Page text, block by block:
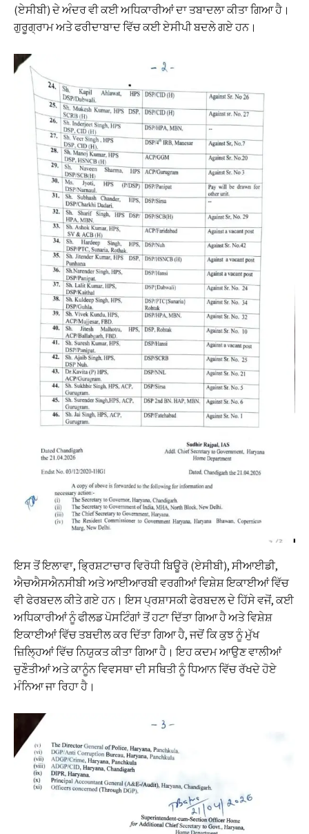
(ਏਸੀਬੀ) ਦੇ ਅੰਦਰ ਵੀ ਕਈ ਅਧਿਕਾਰੀਆਂ ਦਾ ਤਬਾਦਲਾ ਕੀਤਾ ਗਿਆ ਹੈ।
ਗੁਰੂਗ੍ਰਾਮ ਅਤੇ ਫਰੀਦਾਬਾਦ ਵਿੱਚ ਕਈ ਏਸੀਪੀ ਬਦਲੇ ਗਏ ਹਨ।
ਇਸ ਤੋਂ ਇਲਾਵਾ, ਭ੍ਰਿਸ਼ਟਾਚਾਰ ਵਿਰੋਧੀ ਬਿਊਰੋ (ਏਸੀਬੀ), ਸੀਆਈਡੀ,
ਐਚਐਸਐਨਸੀਬੀ ਅਤੇ ਆਈਆਰਬੀ ਵਰਗੀਆਂ ਵਿਸ਼ੇਸ਼ ਇਕਾਈਆਂ ਵਿੱਚ
ਵੀ ਫੇਰਬਦਲ ਕੀਤੇ ਗਏ ਹਨ। ਇਸ ਪ੍ਰਸ਼ਾਸਕੀ ਫੇਰਬਦਲ ਦੇ ਹਿੱਸੇ ਵਜੋਂ, ਕਈ
ਅਧਿਕਾਰੀਆਂ ਨੂੰ ਫੀਲਡ ਪੋਸਟਿੰਗਾਂ ਤੋਂ ਹਟਾ ਦਿੱਤਾ ਗਿਆ ਹੈ ਅਤੇ ਵਿਸ਼ੇਸ਼
ਇਕਾਈਆਂ ਵਿੱਚ ਤਬਦੀਲ ਕਰ ਦਿੱਤਾ ਗਿਆ ਹੈ, ਜਦੋਂ ਕਿ ਕੁਝ ਨੂੰ ਮੁੱਖ
ਜ਼ਿਲ੍ਹਿਆਂ ਵਿੱਚ ਨਿਯੁਕਤ ਕੀਤਾ ਗਿਆ ਹੈ। ਇਹ ਕਦਮ ਆਉਣ ਵਾਲੀਆਂ
ਚੁਣੌਤੀਆਂ ਅਤੇ ਕਾਨੂੰਨ ਵਿਵਸਥਾ ਦੀ ਸਥਿਤੀ ਨੂੰ ਧਿਆਨ ਵਿੱਚ ਰੱਖਦੇ ਹੋਏ
ਮੰਨਿਆ ਜਾ ਰਿਹਾ ਹੈ।